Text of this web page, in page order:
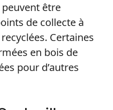
peuvent être
de collecte à
Certaines
en bois de
pour d’autres